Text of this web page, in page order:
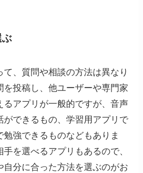
ぶ
て、質問や相談の方法は異なり
を投稿し、他ユーザーや専門家
るアプリが一般的ですが、音声
ができるもの、学習用アプリで
勉強できるものなどもありま
を選べるアプリもあるので、
自分に合った方法を選ぶのがお